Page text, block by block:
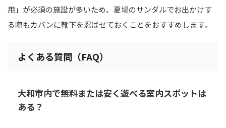
用」が必須の施設が多いため、夏場のサンダルでお出かけす
る際もカバンに靴下を忍ばせておくことをおすすめします。
よくある質問（FAQ）
大和市内で無料または安く遊べる室内スポットは
ある？